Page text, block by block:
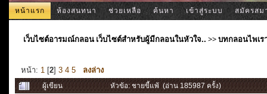
หน้าแรก ห้องสนทนา ช่วยเหลือ ค้นหา เข้าสู่ระบบ สมัครสม
เว็บไซต์อารมณ์กลอน เว็บไซต์สำหรับผู้มีกลอนในหัวใจ.. >>บทกลอนไพเร
หน้า: 1 [2] 3 4 5 ลงล่าง
ผู้เขียน
หัวข้อ: ชายขี้แพ้ (อ่าน 185987 ครั้ง)